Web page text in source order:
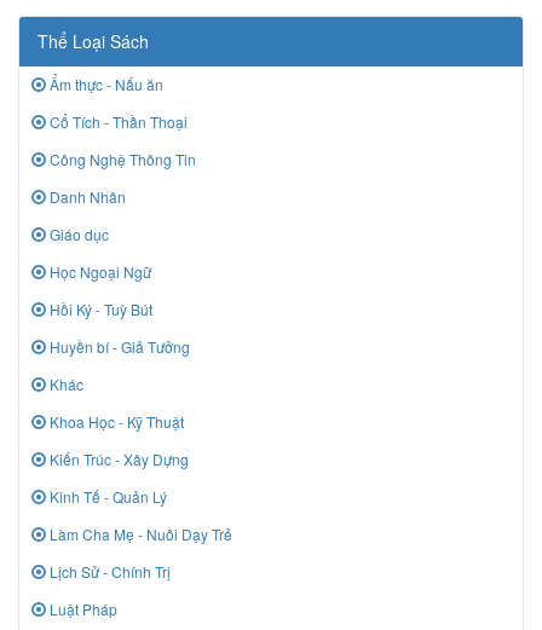
Thể Loại Sách
Ẩm thực - Nấu ăn
Cổ Tích - Thần Thoại
Công Nghệ Thông Tin
Danh Nhân
Giáo dục
Học Ngoại Ngữ
Hồi Ký - Tuỳ Bút
Huyền bí - Giả Tưởng
Khác
Khoa Học - Kỹ Thuật
Kiến Trúc - Xây Dựng
Kinh Tế - Quản Lý
Làm Cha Mẹ - Nuôi Dạy Trẻ
Lịch Sử - Chính Trị
Luật Pháp